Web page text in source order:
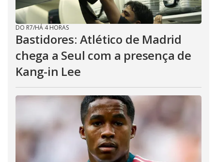
DO R7/HÁ 4 HORAS
Bastidores: Atlético de Madrid
chega a Seul com a presença de
Kang-in Lee